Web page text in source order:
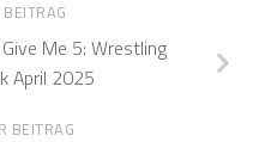
Me 5: Wrestling
April 2025
BEITRAG